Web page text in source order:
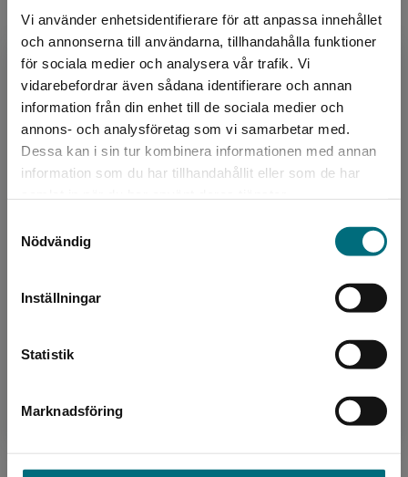
Vi använder enhetsidentifierare för att anpassa innehållet
och annonserna till användarna, tillhandahålla funktioner
för sociala medier och analysera vår trafik. Vi
vidarebefordrar även sådana identifierare och annan
information från din enhet till de sociala medier och
annons- och analysföretag som vi samarbetar med.
Dessa kan i sin tur kombinera informationen med annan
information som du har tillhandahållit eller som de har
Nödvändig
Inställningar
Statistik
Marknadsföring
Begränsad fraktregion
Det verkar som att du besöker
nyponochviljaforlag.se via en enhet utanför
Sverige. För att kunna slutföra ett köp måste
Författare
Per Straarup Søndergaard
”Jag har inte så mycket tid, så du får ett långt
brev istället för ett kort.” Så skrev Knut
Hamsun en gång till en vän, säger Per Straarup
Sønderga...
Hans Peterson (1922-2022) var nestor i
Holgerson-plaketten och tyska barnbokspriset